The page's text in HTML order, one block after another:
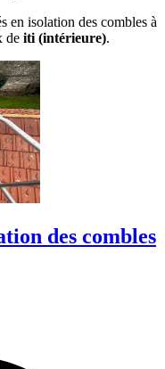
en isolation des combles à
de iti (intérieure).
des combles